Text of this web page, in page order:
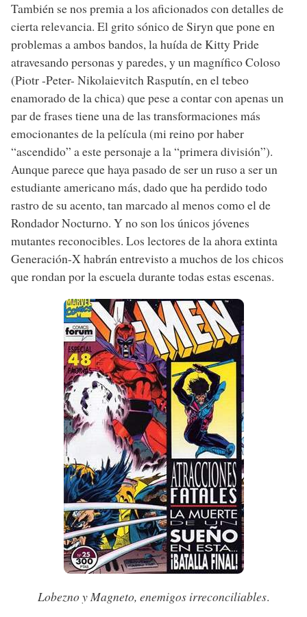
También se nos premia a los aficionados con detalles de
cierta relevancia. El grito sónico de Siryn que pone en
problemas a ambos bandos, la huída de Kitty Pride
atravesando personas y paredes, y un magnífico Coloso
(Piotr -Peter- Nikolaievitch Rasputín, en el tebeo
enamorado de la chica) que pese a contar con apenas un
par de frases tiene una de las transformaciones más
emocionantes de la película (mi reino por haber
“ascendido” a este personaje a la “primera división”).
Aunque parece que haya pasado de ser un ruso a ser un
estudiante americano más, dado que ha perdido todo
rastro de su acento, tan marcado al menos como el de
Rondador Nocturno. Y no son los únicos jóvenes
mutantes reconocibles. Los lectores de la ahora extinta
Generación-X habrán entrevisto a muchos de los chicos
que rondan por la escuela durante todas estas escenas.
Lobezno y Magneto, enemigos irreconciliables.